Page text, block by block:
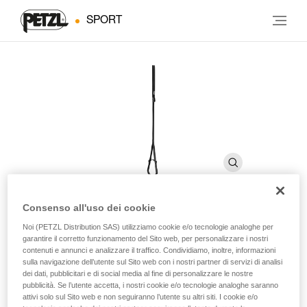
SPORT
FOOTAPE
Pedale regolabile in fettuccia
Il pedale regolabile FOOTAPE si utilizza con la maniglia
Consenso all'uso dei cookie
Noi (PETZL Distribution SAS) utilizziamo cookie e/o tecnologie analoghe per
garantire il corretto funzionamento del Sito web, per personalizzare i nostri
contenuti e annunci e analizzare il traffico. Condividiamo, inoltre, informazioni
sulla navigazione dell’utente sul Sito web con i nostri partner di servizi di analisi
dei dati, pubblicitari e di social media al fine di personalizzare le nostre
pubblicità. Se l’utente accetta, i nostri cookie e/o tecnologie analoghe saranno
attivi solo sul Sito web e non seguiranno l’utente su altri siti. I cookie e/o